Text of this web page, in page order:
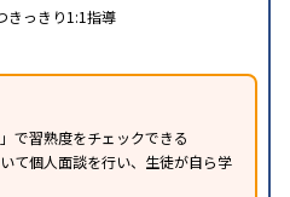
きっきり1:1指導
で習熟度をチェックできる
て個人面談を行い、生徒が自ら学